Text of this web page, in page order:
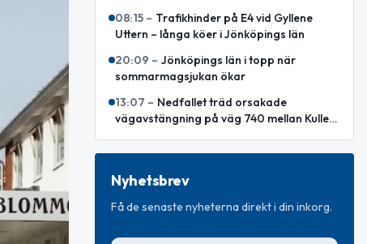
08:15 – Trafikhinder på E4 vid Gyllene
Uttern – långa köer i Jönköpings län
20:09 – Jönköpings län i topp när
sommarmagsjukan ökar
13:07 – Nedfallet träd orsakade
vägavstängning på väg 740 mellan Kullen
Nyhetsbrev
Få de senaste nyheterna direkt i din inkorg.